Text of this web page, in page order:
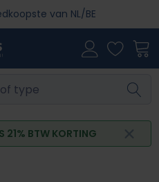
van NL/BE
21% BTW KORTING